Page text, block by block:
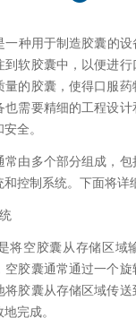
一种用于制造胶囊的
到软胶囊中，以便进
量的胶囊，使得口服
需要精细的工程设计
全。
多个部分组成，包
控制系统。下面将详
空胶囊从存储区域
空胶囊通常通过一个
将胶囊从存储区域传
完成。